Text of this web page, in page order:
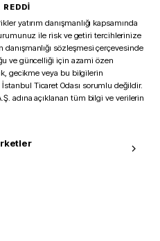
yatırım danışmanlığı kapsamında
ile risk ve getiri tercihlerinize
sözleşmesi çerçevesinde
ve güncelliği için azami özen
gecikme veya bu bilgilerin
Ticaret Odası sorumlu değildir.
adına açıklanan tüm bilgi ve verilerin